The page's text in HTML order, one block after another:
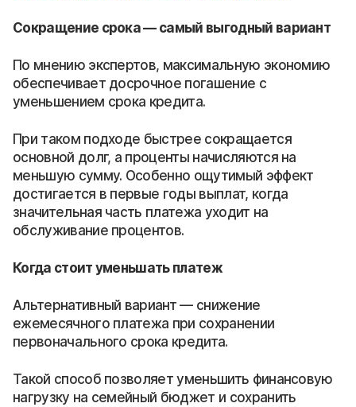
Сокращение срока — самый выгодный вариант
По мнению экспертов, максимальную экономию
обеспечивает досрочное погашение с
уменьшением срока кредита.
При таком подходе быстрее сокращается
основной долг, а проценты начисляются на
меньшую сумму. Особенно ощутимый эффект
достигается в первые годы выплат, когда
значительная часть платежа уходит на
обслуживание процентов.
Когда стоит уменьшать платеж
Альтернативный вариант — снижение
ежемесячного платежа при сохранении
первоначального срока кредита.
Такой способ позволяет уменьшить финансовую
нагрузку на семейный бюджет и сохранить